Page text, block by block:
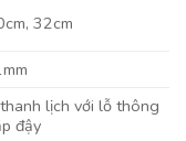
32cm
lịch với lỗ thông
đậy